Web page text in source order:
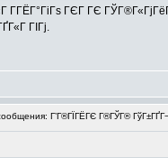
Г­ГЁГ°ГіГѕ ГЄГ ГЄ
ГІГј.
Г’Г®ГЇГЁГЄ Г®ГЎГ®